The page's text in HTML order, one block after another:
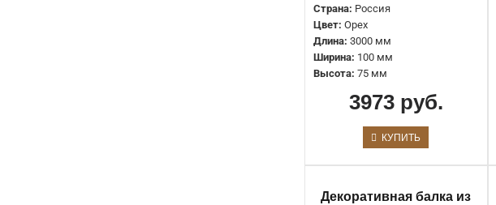
Страна: Россия
Цвет: Орех
Длина: 3000 мм
Ширина: 100 мм
Высота: 75 мм
3973 руб.
КУПИТЬ
Декоративная балка из